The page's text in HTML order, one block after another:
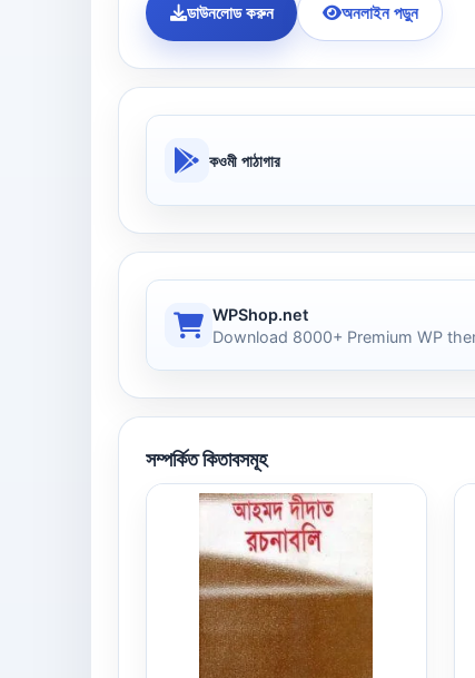
ডাউনলোড করুন অনলাইন পড়ুন
কওমী পাঠাগার
WPShop.net
Download 8000+ Premium WP
সম্পর্কিত কিতাবসমূহ